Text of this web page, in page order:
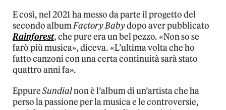
E così, nel 2021 ha messo da parte il progetto del
secondo albumFactory Babydopo aver pubblicato
Rainforest, che pure era un bel pezzo. «Non so se
farò più musica», diceva. «L’ultima volta che ho
fatto canzoni con una certa continuità sarà stato
quattro anni fa».
EppureSundialnon è l’album di un’artista che ha
perso la passione per la musica e le controversie,